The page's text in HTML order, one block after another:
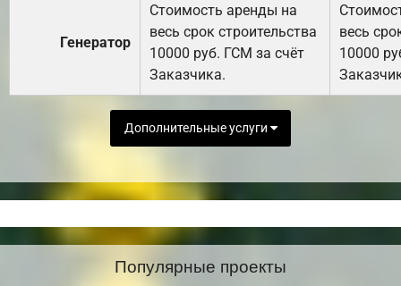
Генератор
Стоимость аренды на
весь срок строительства
10000 руб. ГСМ за счёт
Заказчика.
весь
10000
Дополнительные услуги
Популярные проекты